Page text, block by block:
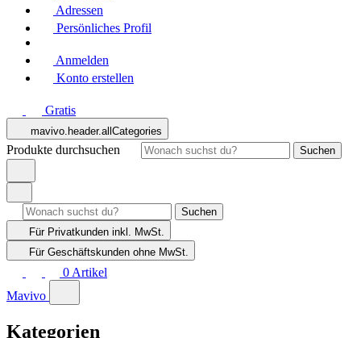
Adressen
Persönliches Profil
Anmelden
Konto erstellen
Gratis
mavivo.header.allCategories
Produkte durchsuchen Suchen
Suchen
Für Privatkunden inkl. MwSt.
Für Geschäftskunden ohne MwSt.
0 Artikel
Mavivo
Kategorien